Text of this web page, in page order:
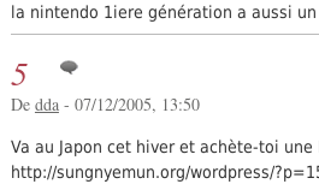
la nintendo 1iere génération a aussi
5
De dda- 07/12/2005, 13:50
Va au Japon cet hiver et achète-toi une
http://sungnyemun.org/wordpress/